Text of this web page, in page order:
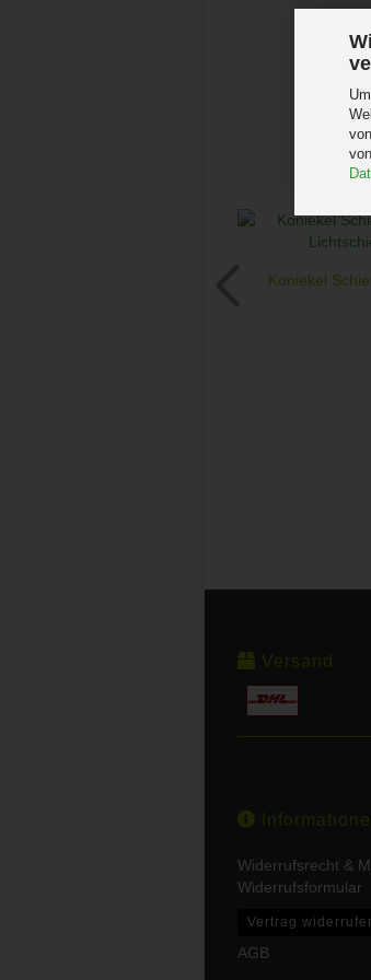
Koniekel
Versand
Widerrufsrecht &
Widerrufsformular
Vertrag
AGB